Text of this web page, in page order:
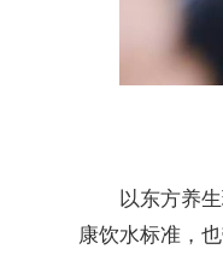
以东方养
康饮水标准，